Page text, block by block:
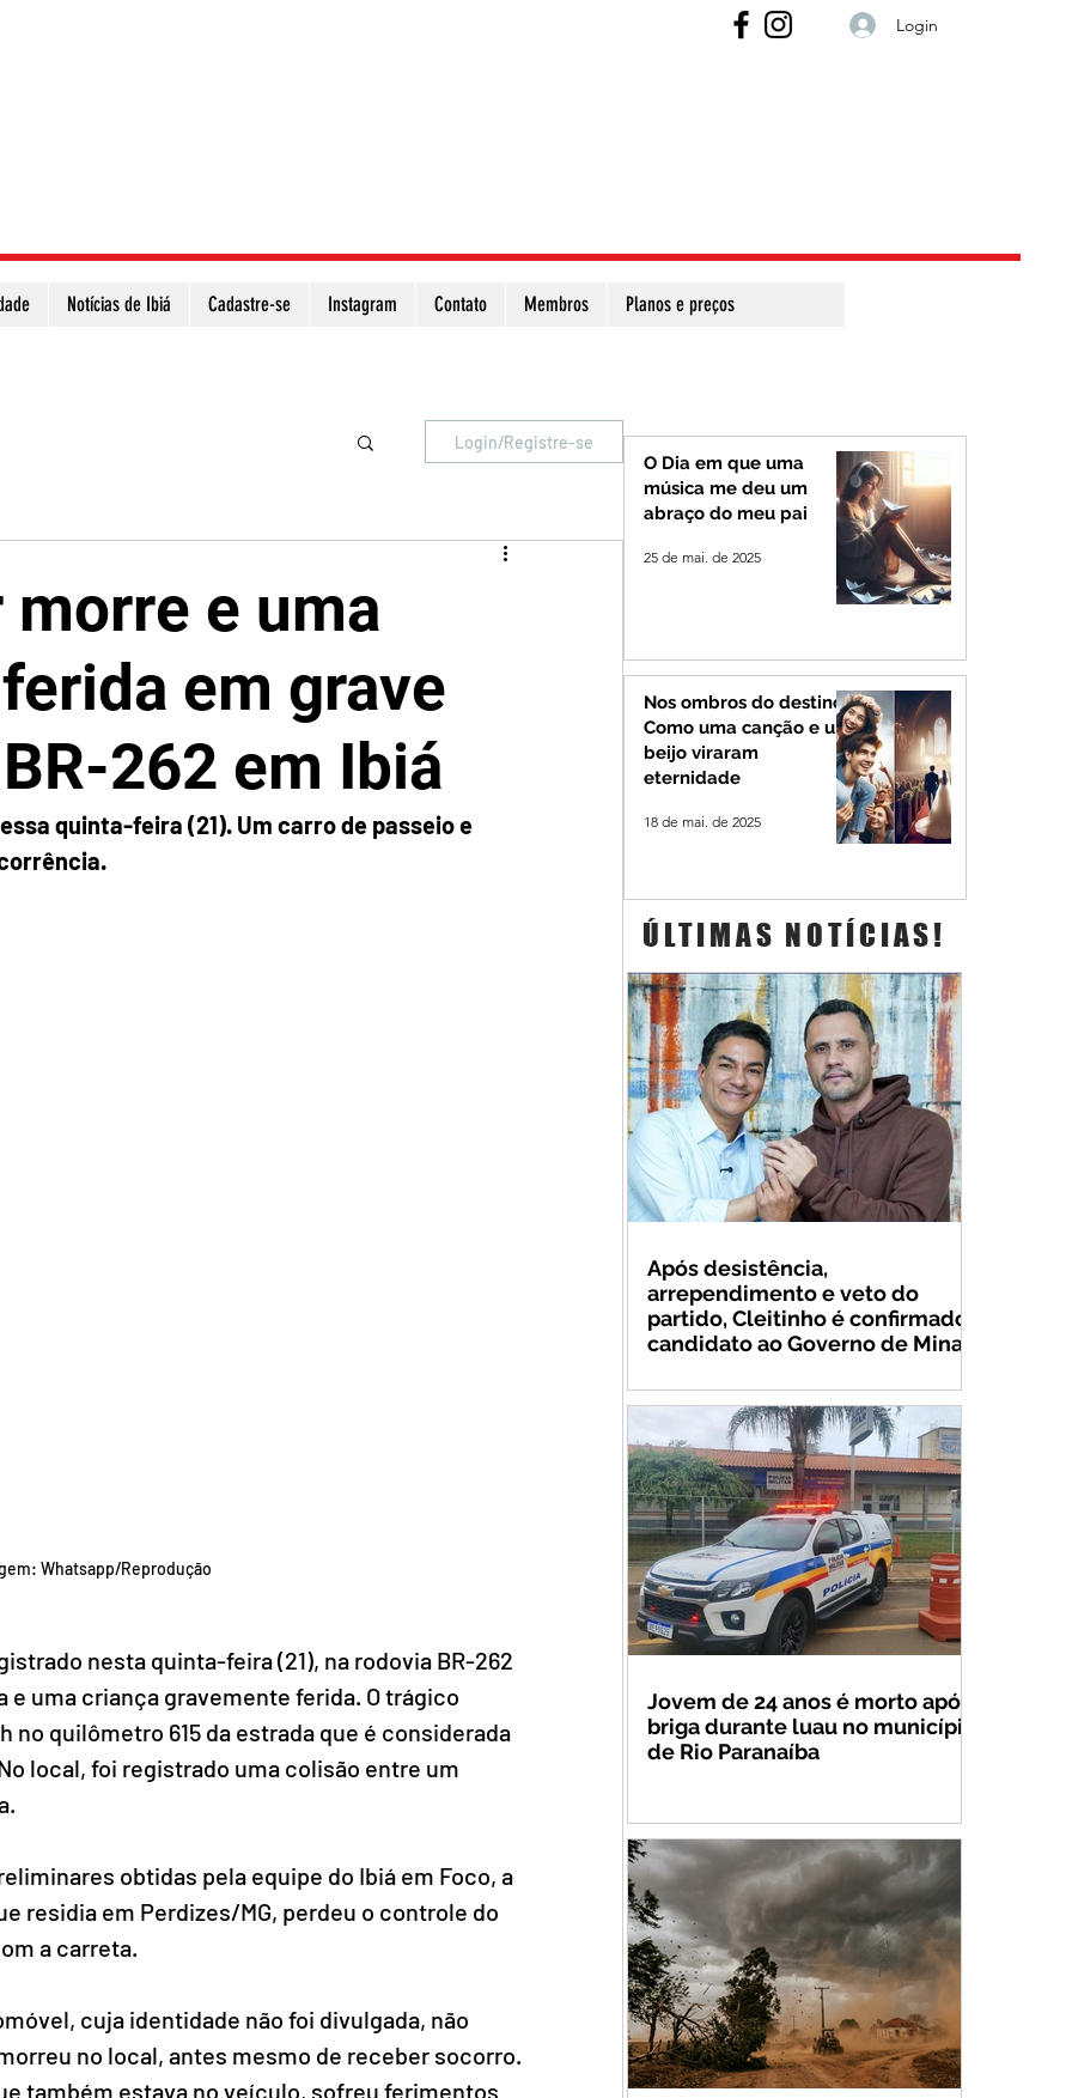
Login
Notícias de Ibiá Cadastre-se Instagram Contato Membros Planos e preços
Login/Registre-se
e uma
em grave
262 em Ibiá
quinta-feira (21). Um carro de passeio e
Whatsapp/Reprodução
nesta quinta-feira (21), na rodovia BR-262
e uma criança gravemente ferida. O trágico
no quilômetro 615 da estrada que é considerada
local, foi registrado uma colisão entre um
obtidas pela equipe do Ibiá em Foco, a
residia em Perdizes/MG, perdeu o controle do
a carreta.
cuja identidade não foi divulgada, não
no local, antes mesmo de receber socorro.
também estava no veículo, sofreu ferimentos
O Dia em que uma
música me deu um
abraço do meu pai
25 de mai. de 2025
Nos ombros do destino:
Como uma canção e um
beijo viraram
eternidade
18 de mai. de 2025
ÚLTIMAS NOTÍCIAS!
Após desistência,
arrependimento e veto do
partido, Cleitinho é confirmado
candidato ao Governo de Minas
Jovem de 24 anos é morto após
briga durante luau no município
de Rio Paranaíba